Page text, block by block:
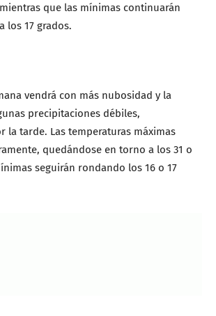
que las mínimas continuarán
los 17 grados.
vendrá con más nubosidad y la
precipitaciones débiles,
la tarde. Las temperaturas máximas
quedándose en torno a los 31 o
seguirán rondando los 16 o 17